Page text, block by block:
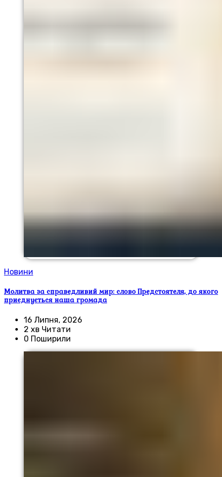
Новини
Молитва за справедливий мир: слово Предстоятеля, до якого
приєднується наша громада
16 Липня, 2026
2 хв Читати
0 Поширили